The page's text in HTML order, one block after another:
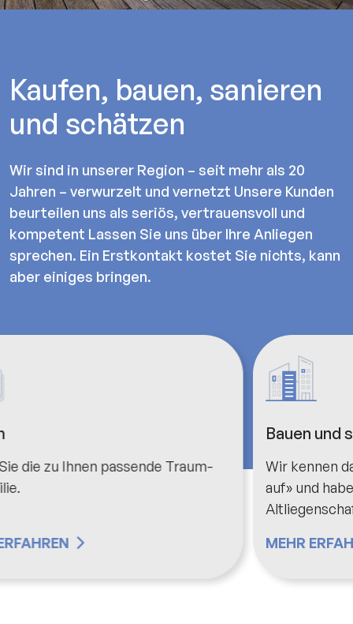
Kaufen, bauen, sanieren
und schätzen
Wir sind in unserer Region – seit mehr als 20
Jahren – verwurzelt und vernetzt Unsere Kunden
beurteilen uns als seriös, vertrauensvoll und
kompetent Lassen Sie uns über Ihre Anliegen
sprechen. Ein Erstkontakt kostet Sie nichts, kann
aber einiges bringen.
Wir kennen das Bauwesen «von der Pike
MEHR ERFAHREN